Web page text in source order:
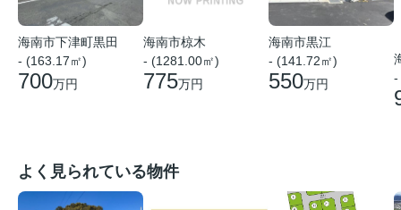
海南市下津町黒田
- (163.17㎡)
700万円
海南市椋木
- (1281.00㎡)
775万円
海南市黒江
- (141.72㎡)
550万円
-
よく見られている物件